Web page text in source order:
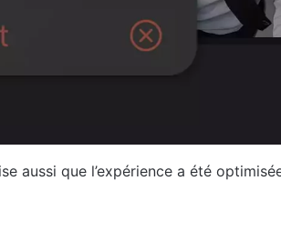
aussi que l’expérience a été